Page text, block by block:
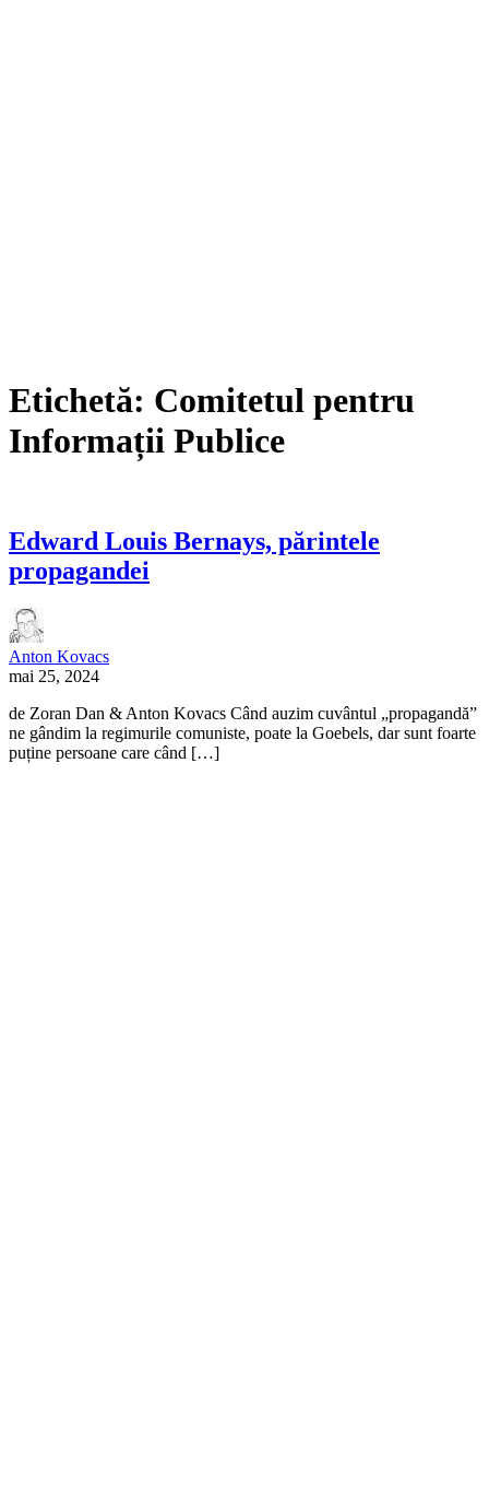
Etichetă: Comitetul pentru
Informații Publice
Edward Louis Bernays, părintele
propagandei
Anton Kovacs
mai 25, 2024
de Zoran Dan & Anton Kovacs Când auzim cuvântul „propagandă”
ne gândim la regimurile comuniste, poate la Goebels, dar sunt foarte
puține persoane care când […]